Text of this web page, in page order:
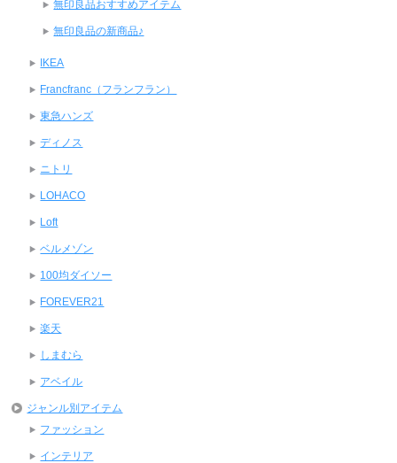
無印良品おすすめアイテム
無印良品の新商品♪
IKEA
Francfranc（フランフラン）
東急ハンズ
ディノス
ニトリ
LOHACO
Loft
ベルメゾン
100均ダイソー
FOREVER21
楽天
しまむら
アベイル
ジャンル別アイテム
ファッション
インテリア